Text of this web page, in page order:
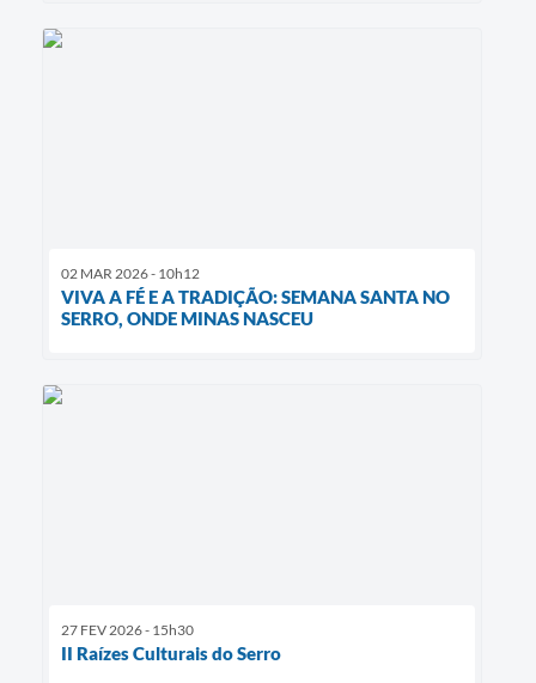
02 MAR 2026 - 10h12
VIVA A FÉ E A TRADIÇÃO: SEMANA SANTA NO
SERRO, ONDE MINAS NASCEU
27 FEV 2026 - 15h30
II Raízes Culturais do Serro